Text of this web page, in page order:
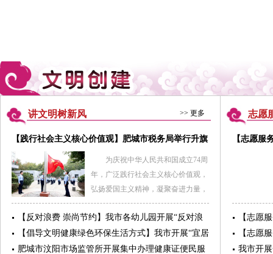
讲文明树新风 >> 更多
【践行社会主义核心价值观】肥城市税务局举行升旗
仪式
为庆祝中华人民共和国成立74周
年，广泛践行社会主义核心价值观，
弘扬爱国主义精神，凝聚奋进力量，
10月 7日上午，肥城市税务局举行升
国旗仪式。在雄壮的国歌声中，五星
红旗冉冉升起，全体税务干部整齐列
队，庄严肃立，向国旗行注目礼，齐
【反对浪费 崇尚节约】我市各幼儿园开展“反对浪
费 崇尚节约”主题教育活动
【倡导文明健康绿色环保生活方式】我市开展“宜居
靓家园 健康新生活”第35个爱国卫生月活动
肥城市汶阳市场监管所开展集中办理健康证便民服
志愿
【志愿服
【志愿
活动走
【志愿
活动
我市开